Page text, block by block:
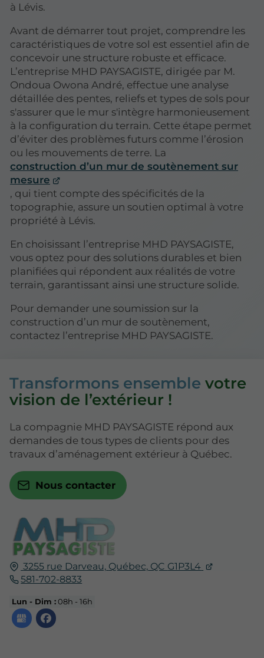
à Lévis.
Avant de démarrer tout projet, comprendre les
caractéristiques de votre sol est essentiel afin de
concevoir une structure robuste et efficace.
L’entreprise MHD PAYSAGISTE, dirigée par M.
Ondoua Owona André, effectue une analyse
détaillée des pentes, reliefs et types de sols pour
s'assurer que le mur s'intègre harmonieusement
à la configuration du terrain. Cette étape permet
d’éviter des problèmes futurs comme l’érosion
ou les mouvements de terre. La
construction d’un mur de soutènement sur
mesure
, qui tient compte des spécificités de la
topographie, assure un soutien optimal à votre
propriété à Lévis.
En choisissant l’entreprise MHD PAYSAGISTE,
vous optez pour des solutions durables et bien
planifiées qui répondent aux réalités de votre
terrain, garantissant ainsi une structure solide.
Pour demander une soumission sur la
construction d’un mur de soutènement,
contactez l’entreprise MHD PAYSAGISTE.
3255 rue Darveau, Québec, QC G1P3L4
581-702-8833
Lun - Dim :08h - 16h
Transformons ensemble votre
vision de l’extérieur !
La compagnie MHD PAYSAGISTE répond aux
demandes de tous types de clients pour des
travaux d’aménagement extérieur à Québec.
Nous contacter